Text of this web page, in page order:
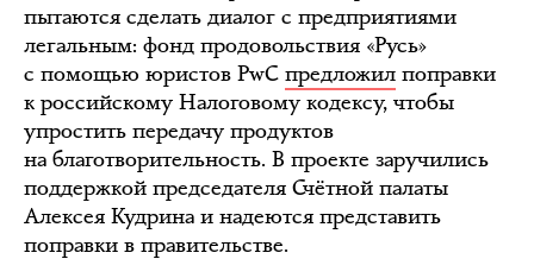
пытаются сделать диалог с предприятиями
легальным: фонд продовольствия «Русь»
с помощью юристов PwC предложил поправки
к российскому Налоговому кодексу, чтобы
упростить передачу продуктов
на благотворительность. В проекте заручились
поддержкой председателя Счётной палаты
Алексея Кудрина и надеются представить
поправки в правительстве.